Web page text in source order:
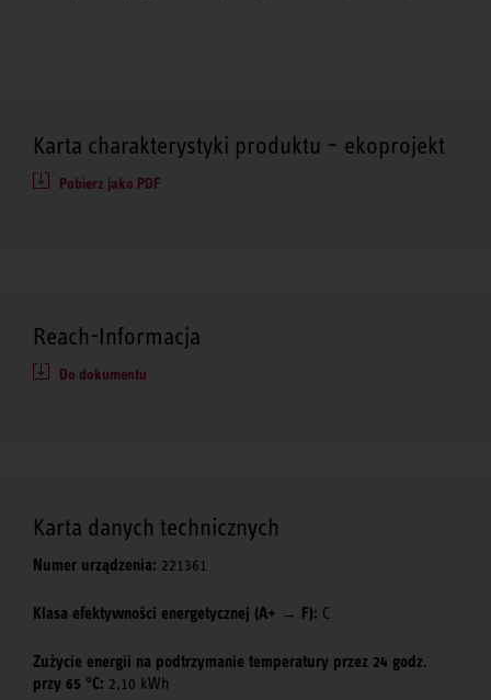
Karta charakterystyki produktu – ekoprojekt
Pobierz jako PDF
Reach-Informacja
Do dokumentu
Karta danych technicznych
Numer urządzenia: 221361
Klasa efektywności energetycznej (A+ → F): C
Zużycie energii na podtrzymanie temperatury przez 24 godz.
przy 65 °C: 2,10 kWh